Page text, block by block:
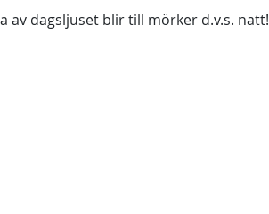
av dagsljuset blir till mörker d.v.s. natt!